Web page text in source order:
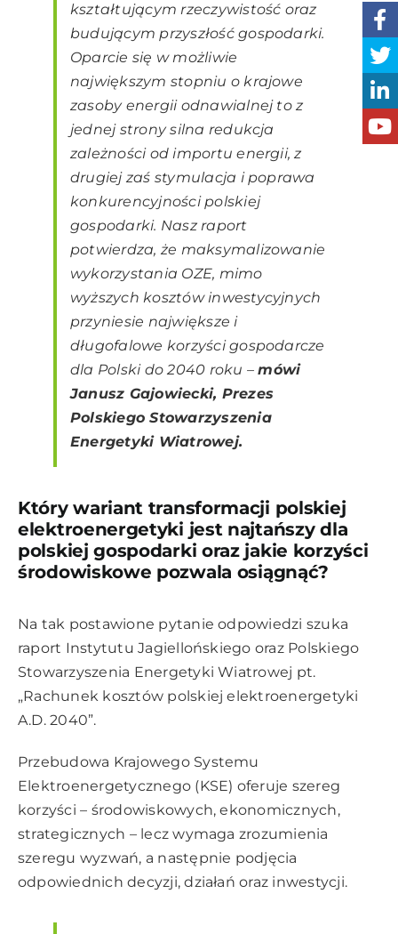
kształtującym rzeczywistość oraz
budującym przyszłość gospodarki.
Oparcie się w możliwie
największym stopniu o krajowe
zasoby energii odnawialnej to z
jednej strony silna redukcja
zależności od importu energii, z
drugiej zaś stymulacja i poprawa
konkurencyjności polskiej
gospodarki. Nasz raport
potwierdza, że maksymalizowanie
wykorzystania OZE, mimo
wyższych kosztów inwestycyjnych
przyniesie największe i
długofalowe korzyści gospodarcze
dla Polski do 2040 roku –mówi
Janusz Gajowiecki, Prezes
Polskiego Stowarzyszenia
Energetyki Wiatrowej.
Który wariant transformacji polskiej
elektroenergetyki jest najtańszy dla
polskiej gospodarki oraz jakie korzyści
środowiskowe pozwala osiągnąć?
Na tak postawione pytanie odpowiedzi szuka
raport Instytutu Jagiellońskiego oraz Polskiego
Stowarzyszenia Energetyki Wiatrowej pt.
„Rachunek kosztów polskiej elektroenergetyki
A.D. 2040”.
Przebudowa Krajowego Systemu
Elektroenergetycznego (KSE) oferuje szereg
korzyści – środowiskowych, ekonomicznych,
strategicznych – lecz wymaga zrozumienia
szeregu wyzwań, a następnie podjęcia
odpowiednich decyzji, działań oraz inwestycji.